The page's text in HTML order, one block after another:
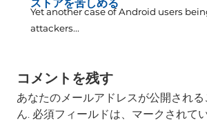
ストアを苦しめる
Yet another case of Android users
attackers...
コメントを残す
あなたのメールアドレスが公開され
ん. 必須フィールドは、マークされて